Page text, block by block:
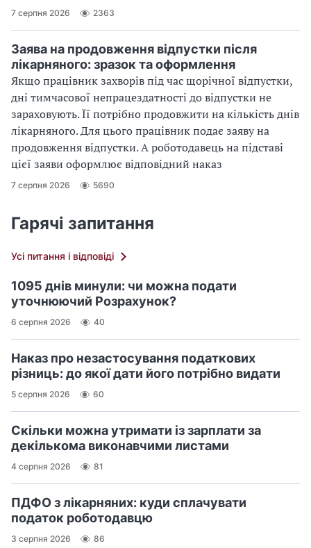
7 серпня 2026 2363
Заява на продовження відпустки після
лікарняного: зразок та оформлення
Якщо працівник захворів під час щорічної відпустки,
дні тимчасової непрацездатності до відпустки не
зараховують. Її потрібно продовжити на кількість днів
лікарняного. Для цього працівник подає заяву на
продовження відпустки. А роботодавець на підставі
цієї заяви оформлює відповідний наказ
7 серпня 2026 5690
Гарячі запитання
Усі питання і відповіді
1095 днів минули: чи можна подати
уточнюючий Розрахунок?
6 серпня 2026 40
Наказ про незастосування податкових
різниць: до якої дати його потрібно видати
5 серпня 2026 60
Скільки можна утримати із зарплати за
декількома виконавчими листами
4 серпня 2026 81
ПДФО з лікарняних: куди сплачувати
податок роботодавцю
3 серпня 2026 86